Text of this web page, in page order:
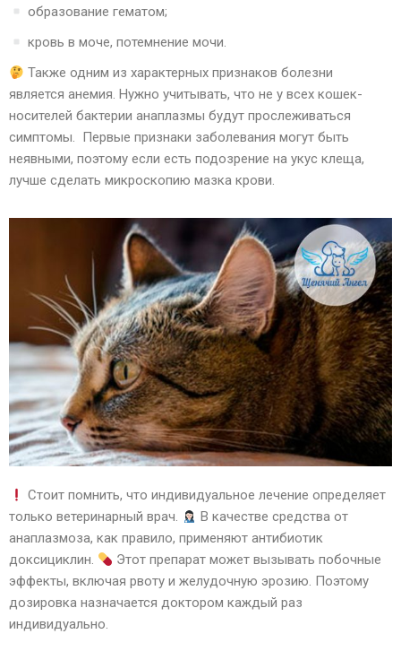
образование гематом;
кровь в моче, потемнение мочи.
Также одним из характерных признаков болезни
является анемия. Нужно учитывать, что не у всех кошек-
носителей бактерии анаплазмы будут прослеживаться
симптомы. Первые признаки заболевания могут быть
неявными, поэтому если есть подозрение на укус клеща,
лучше сделать микроскопию мазка крови.
Стоит помнить, что индивидуальное лечение определяет
только ветеринарный врач.
В качестве средства от
анаплазмоза, как правило, применяют антибиотик
доксициклин.
Этот препарат может вызывать побочные
эффекты, включая рвоту и желудочную эрозию. Поэтому
дозировка назначается доктором каждый раз
индивидуально.